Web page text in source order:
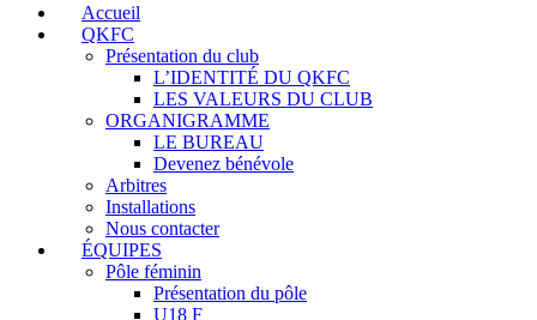
Accueil
QKFC
Présentation du club
L’IDENTITÉ DU QKFC
LES VALEURS DU CLUB
ORGANIGRAMME
LE BUREAU
Devenez bénévole
Arbitres
Installations
Nous contacter
ÉQUIPES
Pôle féminin
Présentation du pôle
U18 F